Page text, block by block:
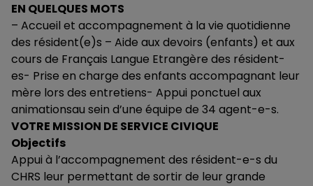
EN QUELQUES MOTS
– Accueil et accompagnement à la vie quotidienne
des résident(e)s – Aide aux devoirs (enfants) et aux
cours de Français Langue Etrangère des résident-
es- Prise en charge des enfants accompagnant leur
mère lors des entretiens- Appui ponctuel aux
animationsau sein d’une équipe de 34 agent-e-s.
VOTRE MISSION DE SERVICE CIVIQUE
Objectifs
Appui à l’accompagnement des résident-e-s du
CHRS leur permettant de sortir de leur grande